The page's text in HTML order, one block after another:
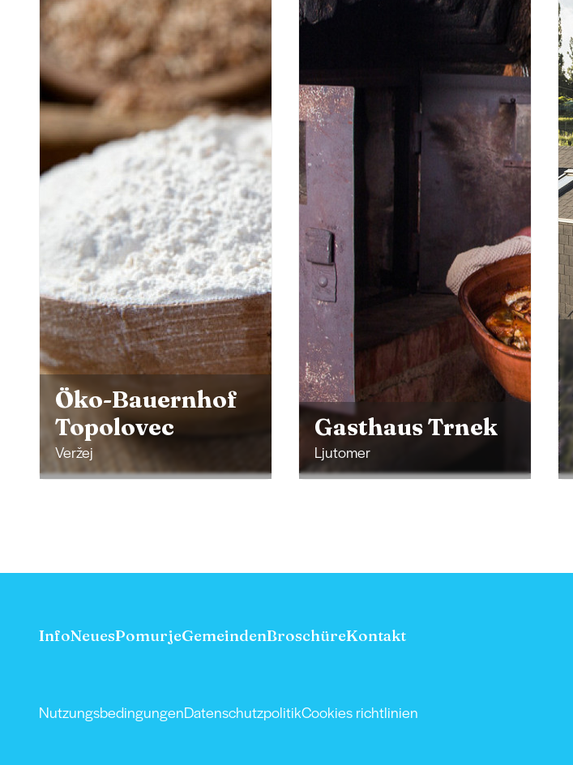
Gasthaus Trnek
Ljutomer
DIE
APPARTEMENT
TERASSE
JERUZALEM
Jeruzalem
InfoNeuesPomurjeGemeindenBroschüreKontakt
NutzungsbedingungenDatenschutzpolitikCookies richtlinien